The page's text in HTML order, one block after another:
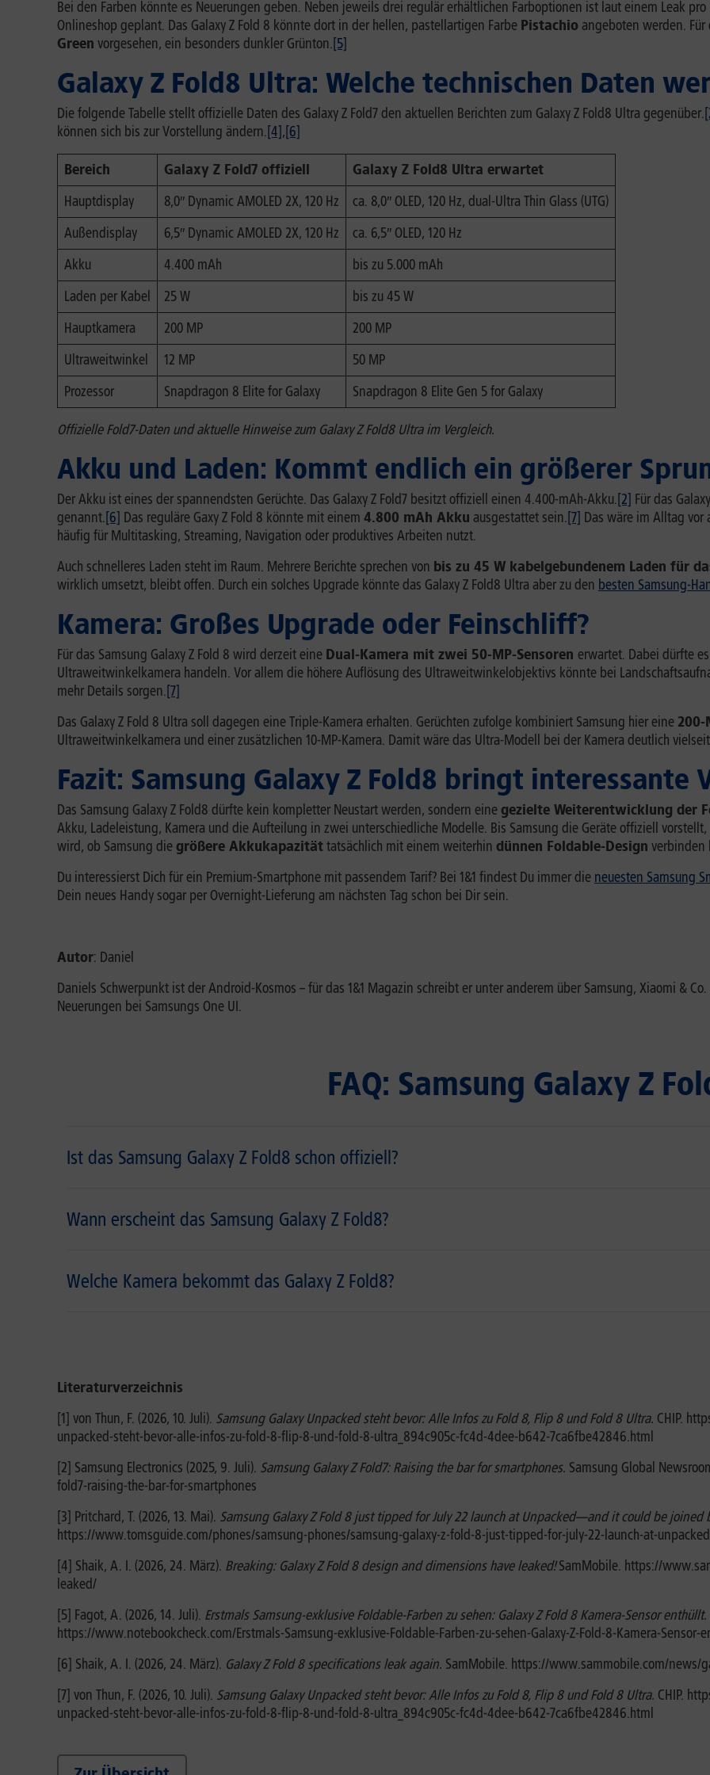
Bei den Farben könnte es Neuerungen geben. Neben jeweils drei regulär erhältlichen Farboptionen ist laut einem Leak
Onlineshop geplant. Das Galaxy Z Fold 8 könnte dort in der hellen, pastellartigen Farbe Pistachio angeboten werden. Für
Green vorgesehen, ein besonders dunkler Grünton.[5]
Galaxy Z Fold8 Ultra: Welche technischen Daten
Die folgende Tabelle stellt offizielle Daten des Galaxy Z Fold7 den aktuellen Berichten zum Galaxy Z Fold8 Ultra gegenüber.
können sich bis zur Vorstellung ändern.[4],[6]
Bereich Galaxy Z Fold7 offiziell
Galaxy Z Fold8 Ultra erwartet
Hauptdisplay
8,0″ Dynamic AMOLED 2X, 120 Hz
ca. 8,0″ OLED, 120 Hz, dual-Ultra Thin Glass (UTG)
Außendisplay
6,5″ Dynamic AMOLED 2X, 120 Hz
ca. 6,5″ OLED, 120 Hz
Akku
4.400 mAh
bis zu 5.000 mAh
Laden per Kabel
25 W
bis zu 45 W
Hauptkamera
200 MP
200 MP
Ultraweitwinkel
12 MP
50 MP
Prozessor
Snapdragon 8 Elite for Galaxy Snapdragon 8 Elite Gen 5 for Galaxy
Offizielle Fold7-Daten und aktuelle Hinweise zum Galaxy Z Fold8 Ultra im Vergleich.
Akku und Laden: Kommt endlich ein größerer
Der Akku ist eines der spannendsten Gerüchte. Das Galaxy Z Fold7 besitzt offiziell einen 4.400-mAh-Akku.[2] Für das
genannt.[6] Das reguläre Gaxy Z Fold 8 könnte mit einem 4.800 mAh Akku ausgestattet sein.[7] Das wäre im Alltag
häufig für Multitasking, Streaming, Navigation oder produktives Arbeiten nutzt.
Auch schnelleres Laden steht im Raum. Mehrere Berichte sprechen von bis zu 45 W kabelgebundenem Laden für
wirklich umsetzt, bleibt offen. Durch ein solches Upgrade könnte das Galaxy Z Fold8 Ultra aber zu den besten Samsung-
Kamera: Großes Upgrade oder Feinschliff?
Für das Samsung Galaxy Z Fold 8 wird derzeit eine Dual-Kamera mit zwei 50-MP-Sensoren erwartet. Dabei dürfte
Ultraweitwinkelkamera handeln. Vor allem die höhere Auflösung des Ultraweitwinkelobjektivs könnte bei
mehr Details sorgen.[7]
Das Galaxy Z Fold 8 Ultra soll dagegen eine Triple-Kamera erhalten. Gerüchten zufolge kombiniert Samsung hier eine 200-
Ultraweitwinkelkamera und einer zusätzlichen 10-MP-Kamera. Damit wäre das Ultra-Modell bei der Kamera deutlich
Fazit: Samsung Galaxy Z Fold8 bringt interessante
Das Samsung Galaxy Z Fold8 dürfte kein kompletter Neustart werden, sondern einegezielte Weiterentwicklung der
Akku, Ladeleistung, Kamera und die Aufteilung in zwei unterschiedliche Modelle. Bis Samsung die Geräte offiziell
wird, ob Samsung diegrößere Akkukapazitättatsächlich mit einem weiterhin dünnen Foldable-Design verbinden
Du interessierst Dich für ein Premium-Smartphone mit passendem Tarif? Bei 1&1 findest Du immer die neuesten Samsung
Dein neues Handy sogar per Overnight-Lieferung am nächsten Tag schon bei Dir sein.
Autor: Daniel
Daniels Schwerpunkt ist der Android-Kosmos – für das 1&1 Magazin schreibt er unter anderem über Samsung, Xiaomi &
Neuerungen bei Samsungs One UI.
FAQ: Samsung Galaxy Z
Ist das Samsung Galaxy Z Fold8 schon offiziell?
Wann erscheint das Samsung Galaxy Z Fold8?
Welche Kamera bekommt das Galaxy Z Fold8?
Literaturverzeichnis
[1] von Thun, F. (2026, 10. Juli). Samsung Galaxy Unpacked steht bevor: Alle Infos zu Fold 8, Flip 8 und Fold 8 Ultra. CHIP.
unpacked-steht-bevor-alle-infos-zu-fold-8-flip-8-und-fold-8-ultra_894c905c-fc4d-4dee-b642-7ca6fbe42846.html
[2] Samsung Electronics (2025, 9. Juli). Samsung Galaxy Z Fold7: Raising the bar for smartphones. Samsung Global
fold7-raising-the-bar-for-smartphones
[3] Pritchard, T. (2026, 13. Mai). Samsung Galaxy Z Fold 8 just tipped for July 22 launch at Unpacked—and it could be joined
https://www.tomsguide.com/phones/samsung-phones/samsung-galaxy-z-fold-8-just-tipped-for-july-22-launch-at-
[4] Shaik, A. I. (2026, 24. März). Breaking: Galaxy Z Fold 8 design and dimensions have leaked!SamMobile. https://
leaked/
[5] Fagot, A. (2026, 14. Juli). Erstmals Samsung-exklusive Foldable-Farben zu sehen: Galaxy Z Fold 8 Kamera-Sensor enthüllt.
https://www.notebookcheck.com/Erstmals-Samsung-exklusive-Foldable-Farben-zu-sehen-Galaxy-Z-Fold-8-Kamera-Sensor-
[6] Shaik, A. I. (2026, 24. März). Galaxy Z Fold 8 specifications leak again. SamMobile. https://www.sammobile.com/news/
[7] von Thun, F. (2026, 10. Juli). Samsung Galaxy Unpacked steht bevor: Alle Infos zu Fold 8, Flip 8 und Fold 8 Ultra. CHIP.
unpacked-steht-bevor-alle-infos-zu-fold-8-flip-8-und-fold-8-ultra_894c905c-fc4d-4dee-b642-7ca6fbe42846.html